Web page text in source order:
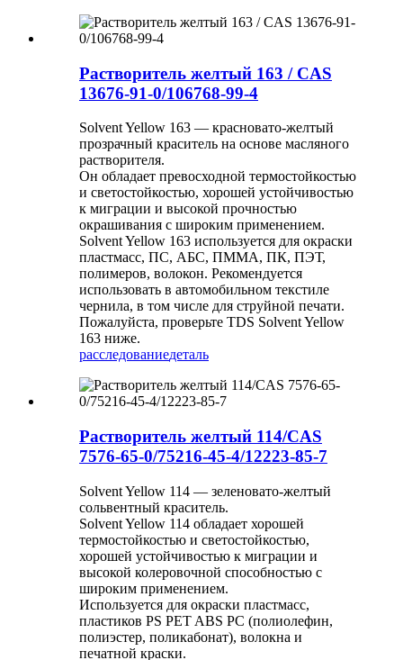
Растворитель желтый 163 / CAS
13676-91-0/106768-99-4
Solvent Yellow 163 — красновато-желтый
прозрачный краситель на основе масляного
растворителя.
Он обладает превосходной термостойкостью
и светостойкостью, хорошей устойчивостью
к миграции и высокой прочностью
окрашивания с широким применением.
Solvent Yellow 163 используется для окраски
пластмасс, ПС, АБС, ПММА, ПК, ПЭТ,
полимеров, волокон. Рекомендуется
использовать в автомобильном текстиле
чернила, в том числе для струйной печати.
Пожалуйста, проверьте TDS Solvent Yellow
163 ниже.
расследованиедеталь
Растворитель желтый 114/CAS
7576-65-0/75216-45-4/12223-85-7
Solvent Yellow 114 — зеленовато-желтый
сольвентный краситель.
Solvent Yellow 114 обладает хорошей
термостойкостью и светостойкостью,
хорошей устойчивостью к миграции и
высокой колеровочной способностью с
широким применением.
Используется для окраски пластмасс,
пластиков PS PET ABS PC (полиолефин,
полиэстер, поликабонат), волокна и
печатной краски.